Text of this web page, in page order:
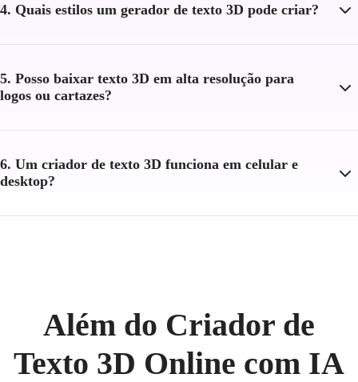
4. Quais estilos um gerador de texto 3D pode criar?
5. Posso baixar texto 3D em alta resolução para
logos ou cartazes?
6. Um criador de texto 3D funciona em celular e
desktop?
Além do Criador de
Texto 3D Online com IA